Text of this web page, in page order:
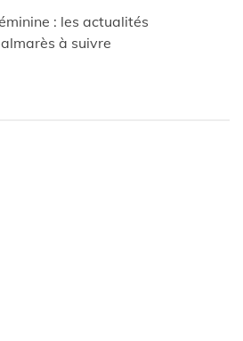
: les actualités
à suivre